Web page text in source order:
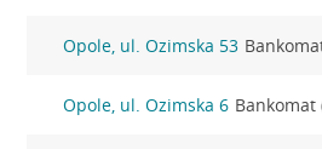
Opole, ul. Ozimska 53
Opole, ul. Ozimska 6 Bankomat